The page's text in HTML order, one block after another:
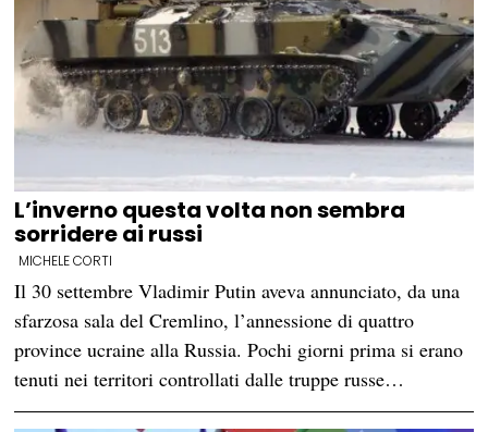
L’inverno questa volta non sembra
sorridere ai russi
MICHELE CORTI
Il 30 settembre Vladimir Putin aveva annunciato, da una
sfarzosa sala del Cremlino, l’annessione di quattro
province ucraine alla Russia. Pochi giorni prima si erano
tenuti nei territori controllati dalle truppe russe…